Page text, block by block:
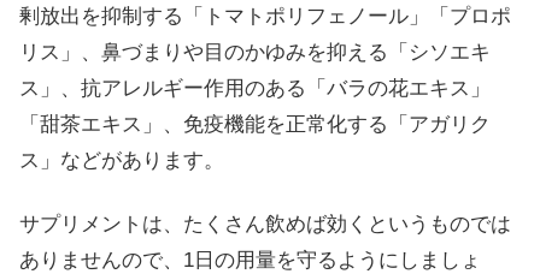
剰放出を抑制する「トマトポリフェノール」「プロポ
リス」、鼻づまりや目のかゆみを抑える「シソエキ
ス」、抗アレルギー作用のある「バラの花エキス」
「甜茶エキス」、免疫機能を正常化する「アガリク
ス」などがあります。
サプリメントは、たくさん飲めば効くというものでは
ありませんので、1日の用量を守るようにしましょ